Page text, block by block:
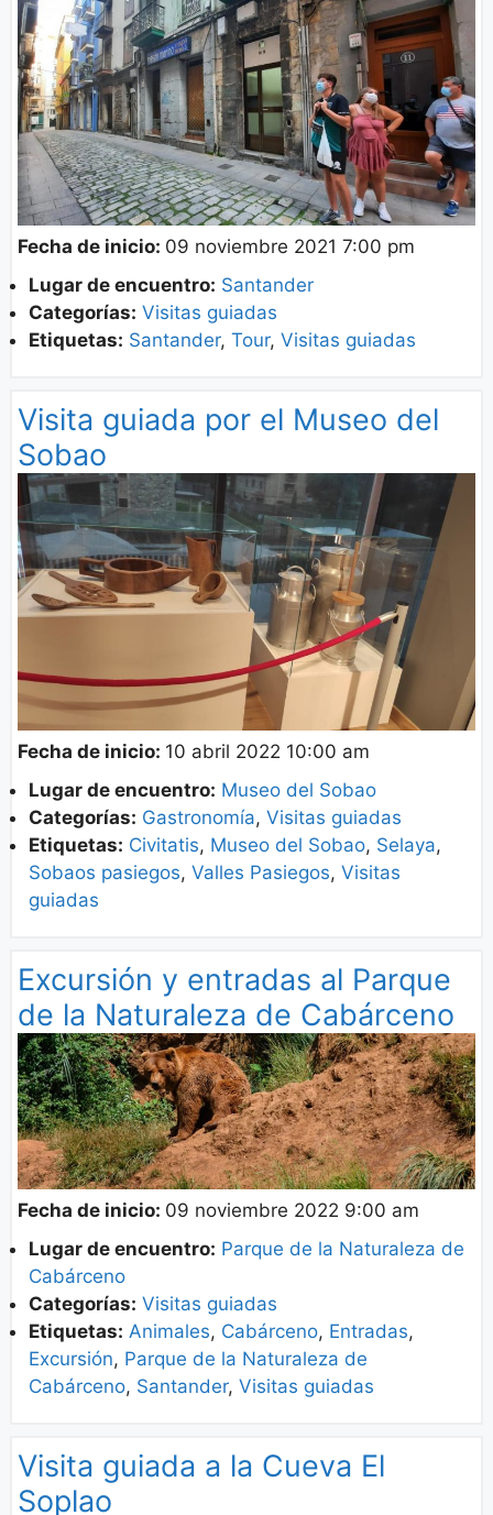
Fecha de inicio: 09 noviembre 2021 7:00 pm
Lugar de encuentro: Santander
Categorías: Visitas guiadas
Etiquetas: Santander, Tour, Visitas guiadas
Visita guiada por el Museo del
Sobao
Fecha de inicio: 10 abril 2022 10:00 am
Lugar de encuentro: Museo del Sobao
Categorías: Gastronomía, Visitas guiadas
Etiquetas: Civitatis, Museo del Sobao, Selaya,
Sobaos pasiegos, Valles Pasiegos, Visitas
guiadas
Excursión y entradas al Parque
de la Naturaleza de Cabárceno
Fecha de inicio: 09 noviembre 2022 9:00 am
Lugar de encuentro: Parque de la Naturaleza de
Cabárceno
Categorías: Visitas guiadas
Etiquetas: Animales, Cabárceno, Entradas,
Excursión, Parque de la Naturaleza de
Cabárceno, Santander, Visitas guiadas
Visita guiada a la Cueva El
Soplao